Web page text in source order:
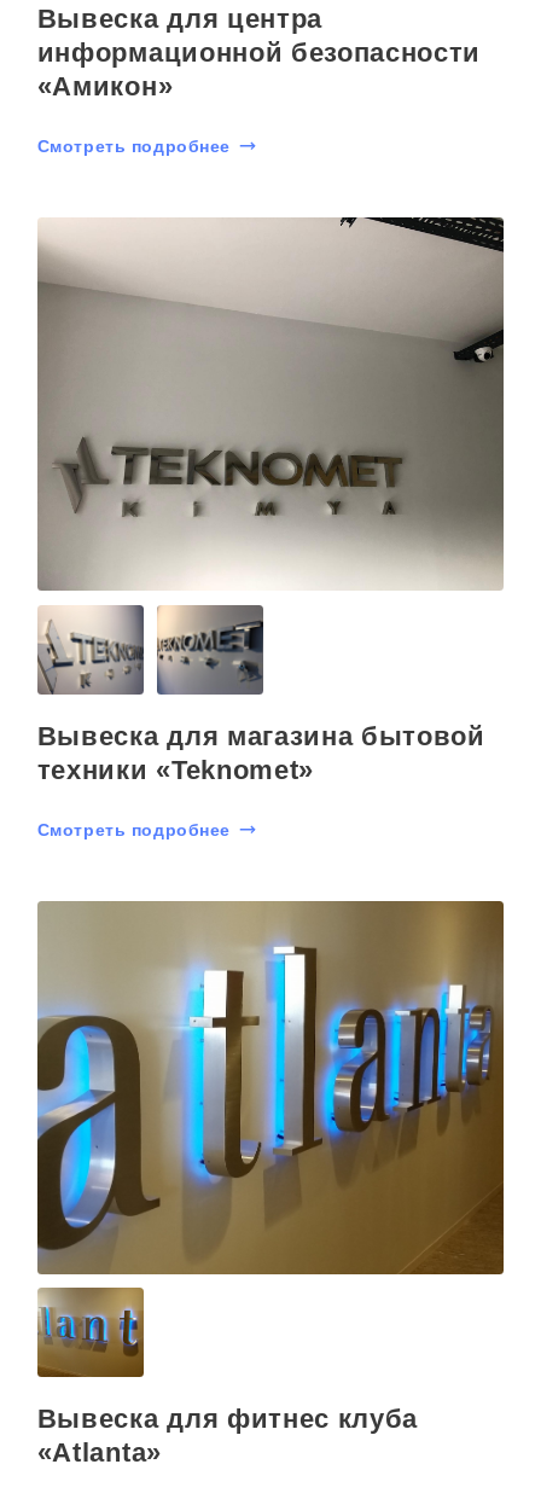
Вывеска для центра
информационной безопасности
«Амикон»
Смотреть подробнее
Вывеска для магазина бытовой
техники «Teknomet»
Смотреть подробнее
Вывеска для фитнес клуба
«Аtlanta»